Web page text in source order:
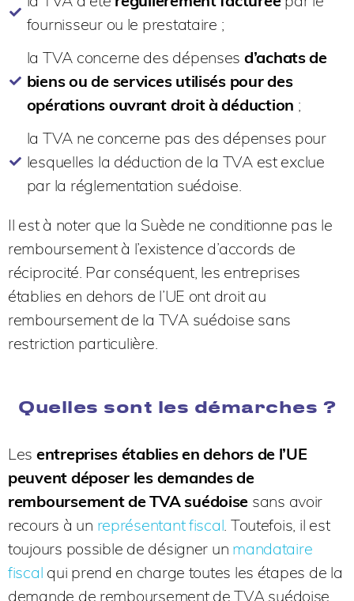
fournisseur ou le prestataire ;
la TVA concerne des dépenses d’achats de
biens ou de services utilisés pour des
opérations ouvrant droit à déduction ;
la TVA ne concerne pas des dépenses pour
lesquelles la déduction de la TVA est exclue
par la réglementation suédoise.
Il est à noter que la Suède ne conditionne pas le
remboursement à l’existence d’accords de
réciprocité. Par conséquent, les entreprises
établies en dehors de l’UE ont droit au
remboursement de la TVA suédoise sans
restriction particulière.
Quelles sont les démarches ?
Les entreprises établies en dehors de l’UE
peuvent déposer les demandes de
remboursement de TVA suédoise sans avoir
recours à un représentant fiscal . Toutefois, il est
toujours possible de désigner un mandataire
fiscal qui prend en charge toutes les étapes de la
demande de remboursement de TVA suédoise.